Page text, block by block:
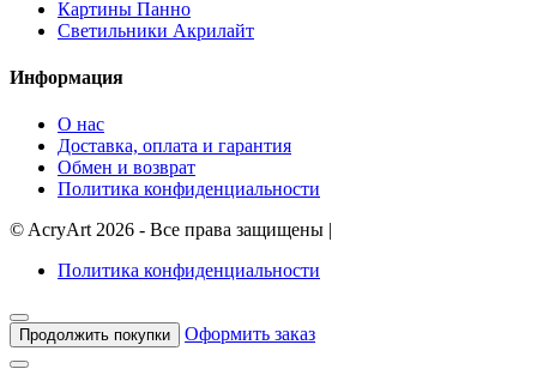
Картины Панно
Светильники Акрилайт
Информация
О нас
Доставка, оплата и гарантия
Обмен и возврат
Политика конфиденциальности
© AcryArt 2026 - Все права защищены |
Политика конфиденциальности
Продолжить покупки Оформить заказ